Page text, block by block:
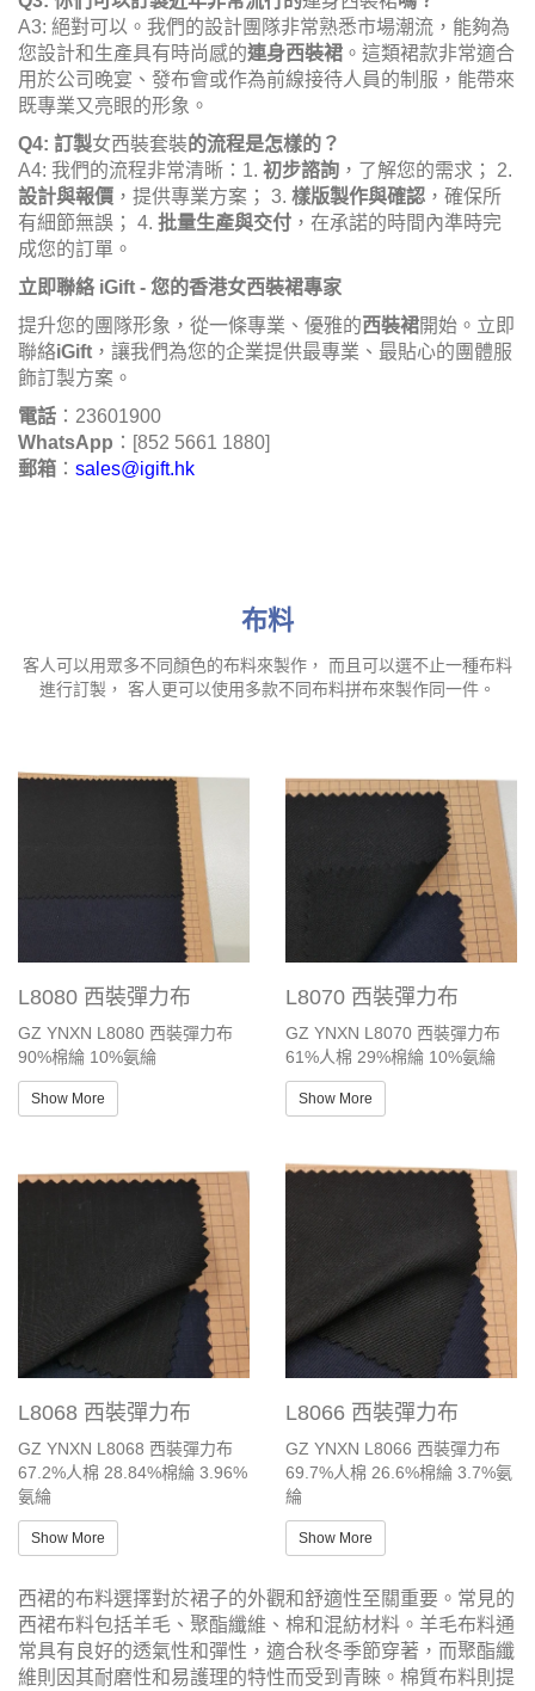
A3: 絕對可以。我們的設計團隊非常熟悉市場潮流，能夠為
您設計和生產具有時尚感的連身西裝裙 。這類裙款非常適合
用於公司晚宴、發布會或作為前線接待人員的制服，能帶來
既專業又亮眼的形象。
Q4: 訂製女西裝套裝的流程是怎樣的？
A4: 我們的流程非常清晰：1. 初步諮詢 ，了解您的需求； 2.
設計與報價 ，提供專業方案； 3. 樣版製作與確認 ，確保所
有細節無誤； 4. 批量生產與交付 ，在承諾的時間內準時完
成您的訂單。
立即聯絡 iGift - 您的香港女西裝裙專家
提升您的團隊形象，從一條專業、優雅的西裝裙開始。立即
聯絡iGift ，讓我們為您的企業提供最專業、最貼心的團體服
飾訂製方案。
電話 ：23601900
WhatsApp ：[852 5661 1880]
郵箱 ： sales@igift.hk
布料
客人可以用眾多不同顏色的布料來製作， 而且可以選不止一種布料
進行訂製， 客人更可以使用多款不同布料拼布來製作同一件。
L8080 西裝彈力布
GZ YNXN L8080 西裝彈力布
90%棉綸 10%氨綸
Show More
L8070 西裝彈力布
GZ YNXN L8070 西裝彈力布
61%人棉 29%棉綸 10%氨綸
Show More
L8068 西裝彈力布
GZ YNXN L8068 西裝彈力布
67.2%人棉 28.84%棉綸 3.96%
氨綸
Show More
L8066 西裝彈力布
GZ YNXN L8066 西裝彈力布
69.7%人棉 26.6%棉綸 3.7%氨
綸
Show More
西裙的布料選擇對於裙子的外觀和舒適性至關重要。常見的
西裙布料包括羊毛、聚酯纖維、棉和混紡材料。羊毛布料通
常具有良好的透氣性和彈性，適合秋冬季節穿著，而聚酯纖
維則因其耐磨性和易護理的特性而受到青睞。棉質布料則提